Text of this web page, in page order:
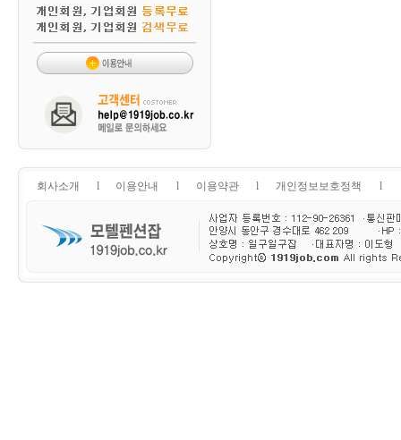
회사소개 l 이용안내 l 이용약관 l 개인정보보호정책 l